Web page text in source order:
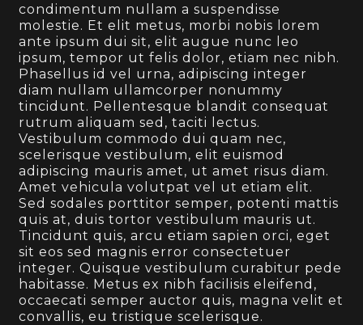
condimentum nullam a suspendisse
molestie. Et elit metus, morbi nobis lorem
ante ipsum dui sit, elit augue nunc leo
ipsum, tempor ut felis dolor, etiam nec nibh.
Phasellus id vel urna, adipiscing integer
diam nullam ullamcorper nonummy
tincidunt. Pellentesque blandit consequat
rutrum aliquam sed, taciti lectus.
Vestibulum commodo dui quam nec,
scelerisque vestibulum, elit euismod
adipiscing mauris amet, ut amet risus diam.
Amet vehicula volutpat vel ut etiam elit.
Sed sodales porttitor semper, potenti mattis
quis at, duis tortor vestibulum mauris ut.
Tincidunt quis, arcu etiam sapien orci, eget
sit eos sed magnis error consectetuer
integer. Quisque vestibulum curabitur pede
habitasse. Metus ex nibh facilisis eleifend,
occaecati semper auctor quis, magna velit et
convallis, eu tristique scelerisque.